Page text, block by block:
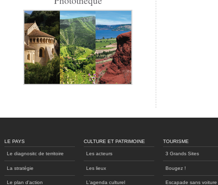
LE PAYS
Le diagnositc de territoire
La stratégie
Le plan d'action
CULTURE ET PATRIMOINE
Les acteurs
Les lieux
L'agenda culturel
TOURISME
3 Grands Sites
Bougez !
Escapade sans voiture